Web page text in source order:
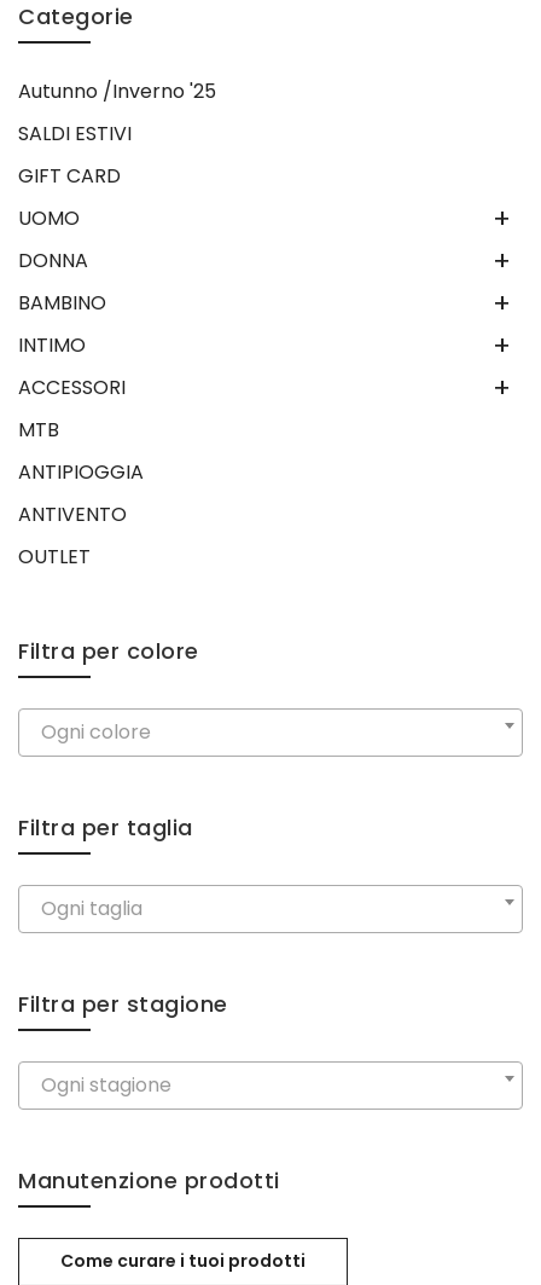
Categorie
Autunno /Inverno '25
SALDI ESTIVI
GIFT CARD
+
UOMO
+
DONNA
+
BAMBINO
+
INTIMO
+
ACCESSORI
MTB
ANTIPIOGGIA
ANTIVENTO
OUTLET
Filtra per colore
Ogni colore
Filtra per taglia
Ogni taglia
Filtra per stagione
Ogni stagione
Manutenzione prodotti
Come curare i tuoi prodotti